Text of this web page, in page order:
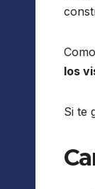
los
Si te